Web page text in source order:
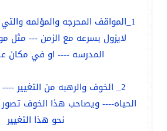
1_المواقف المحرجه والمؤلمه
لايزول بسرعه مع الزمن ---
المدرسه ---- او في مكان
2_ الخوف والرهبه من التغيير
الحياه---- ويصاحب هذا الخوف تصور
نحو هذا التغيير